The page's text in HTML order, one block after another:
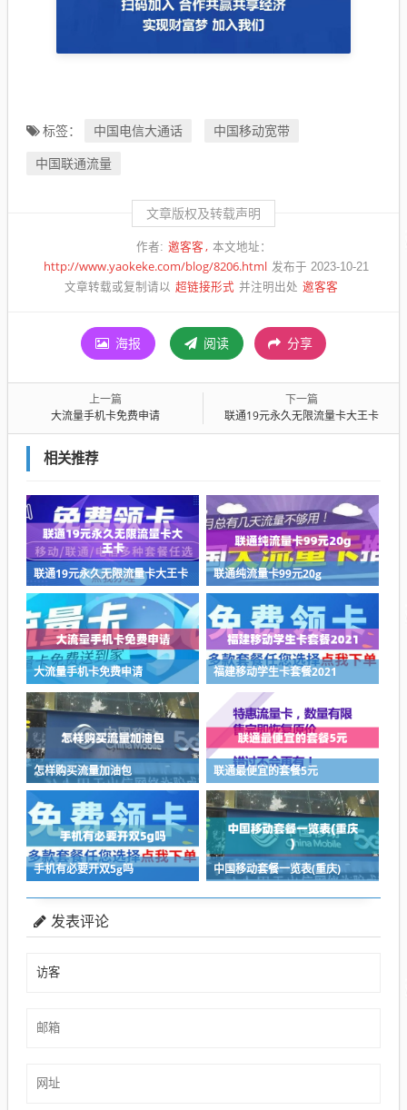
标签： 中国电信大通话
中国移动宽带
中国联通流量
文章版权及转载声明
作者: 邀客客 本文地址：
http://www.yaokeke.com/blog/8206.html 发布于 2023-10-21
文章转载或复制请以 超链接形式 并注明出处 邀客客
海报 阅读 分享
上一篇
大流量手机卡免费申请
下一篇
联通19元永久无限流量卡大王卡
相关推荐
联通19元永久无限流量卡大王卡 联通纯流量卡99元20g
大流量手机卡免费申请 福建移动学生卡套餐2021
怎样购买流量加油包 联通最便宜的套餐5元
手机有必要开双5g吗 中国移动套餐一览表(重庆)
发表评论